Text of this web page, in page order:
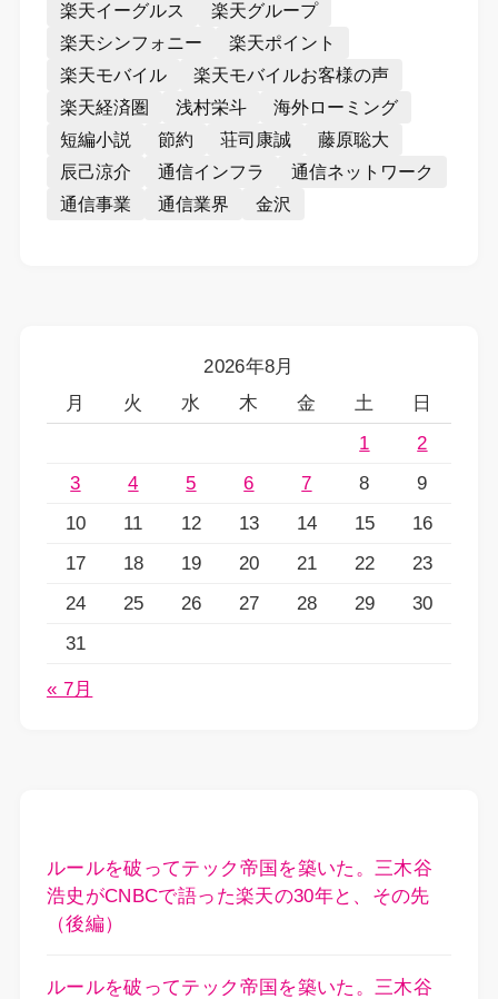
楽天イーグルス
楽天グループ
楽天シンフォニー
楽天ポイント
楽天モバイル
楽天モバイルお客様の声
楽天経済圏
浅村栄斗
海外ローミング
短編小説
節約 荘司康誠
藤原聡大
辰己涼介
通信インフラ
通信ネットワーク
通信事業
通信業界 金沢
2026年8月
月
火 水 木 金 土
日
1
2
3
4 5 6 7 8
9
10
11 12 13 14 15
16
17
18 19 20 21 22
23
24
25 26 27 28 29
30
31
« 7月
ルールを破ってテック帝国を築いた。三木谷
浩史がCNBCで語った楽天の30年と、その先
（後編）
ルールを破ってテック帝国を築いた。三木谷